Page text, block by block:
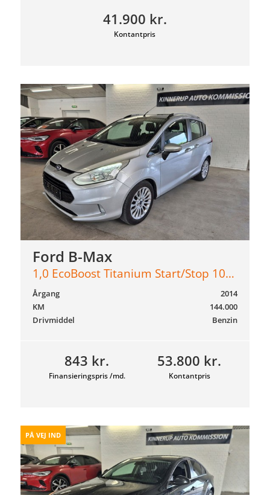
41.900 kr.
Kontantpris
Ford B-Max
1,0 EcoBoost Titanium Start/Stop 100HK
843 kr.
Finansieringspris /md.
53.800 kr.
Kontantpris
2014
Årgang
144.000
KM
Benzin
Drivmiddel
PÅ VEJ IND